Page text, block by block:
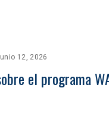
12, 2026
el programa